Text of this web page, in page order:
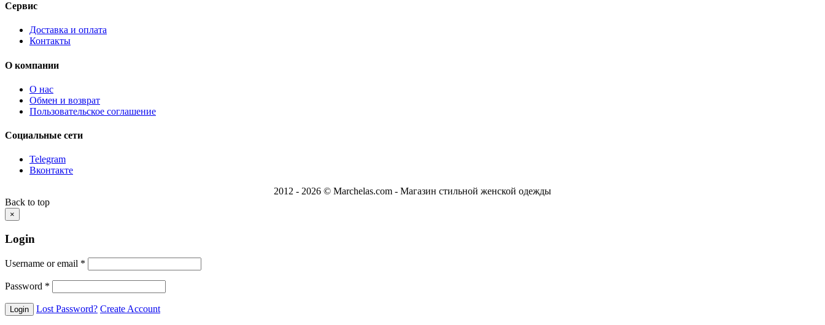
Сервис
Доставка и оплата
Контакты
О компании
О нас
Обмен и возврат
Пользовательское соглашение
Социальные сети
Telegram
Вконтакте
2012 - 2026 © Marchelas.com - Магазин стильной женской одежды
Back to top
×
Login
Username or email *
Password *
Lost Password? Create Account